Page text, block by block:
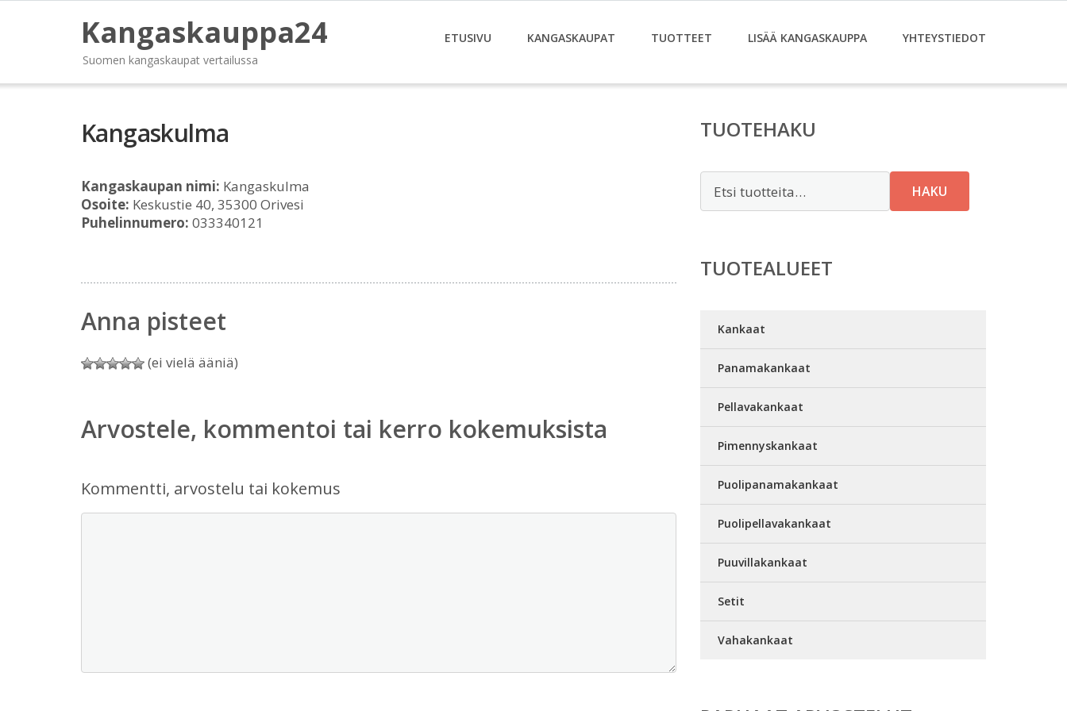
Kangaskauppa24
Suomen kangaskaupat vertailussa
ETUSIVU KANGASKAUPAT TUOTTEET LISÄÄ KANGASKAUPPA YHTEYSTIEDOT
Kangaskulma
Kangaskaupan nimi: Kangaskulma
Osoite: Keskustie 40, 35300 Orivesi
Puhelinnumero: 033340121
Anna pisteet
(ei vielä ääniä)
Arvostele, kommentoi tai kerro kokemuksista
Kommentti, arvostelu tai kokemus
TUOTEHAKU
HAKU
TUOTEALUEET
Kankaat
Panamakankaat
Pellavakankaat
Pimennyskankaat
Puolipanamakankaat
Puolipellavakankaat
Puuvillakankaat
Setit
Vahakankaat